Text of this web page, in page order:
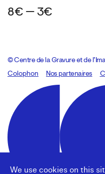
We use cookies on this
8€ — 3€
© Centre de la Gravure et de
Colophon
Design:Marcel Kaczmarek, code:
Nos partenaires